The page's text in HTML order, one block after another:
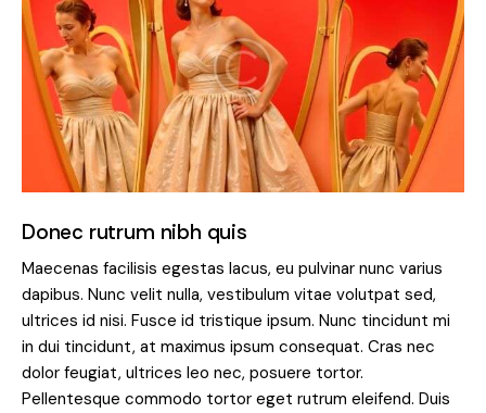
Donec rutrum nibh quis
Maecenas facilisis egestas lacus, eu pulvinar nunc varius
dapibus. Nunc velit nulla, vestibulum vitae volutpat sed,
ultrices id nisi. Fusce id tristique ipsum. Nunc tincidunt mi
in dui tincidunt, at maximus ipsum consequat. Cras nec
dolor feugiat, ultrices leo nec, posuere tortor.
Pellentesque commodo tortor eget rutrum eleifend. Duis